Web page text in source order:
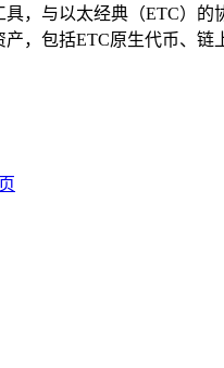
具，与以太经典（ETC）
，包括ETC原生代币、